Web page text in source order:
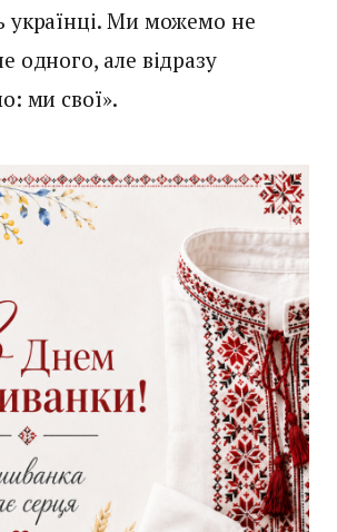
українці. Ми можемо не
одного, але відразу
ми свої».